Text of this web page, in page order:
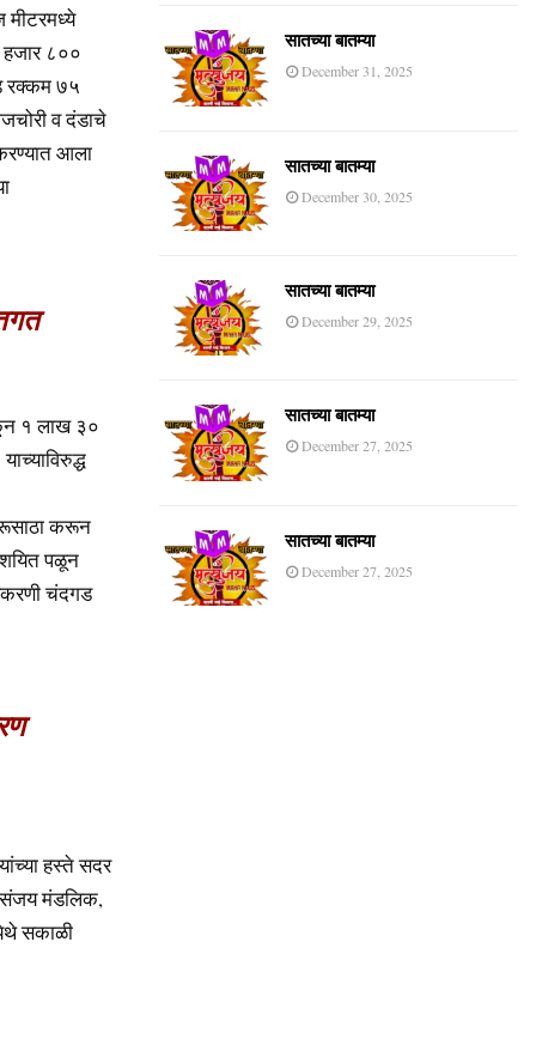
मीटरमध्ये
हजार ८००
रक्कम ७५
व दंडाचे
आला
१ लाख ३०
करून
पळून
चंदगड
हस्ते सदर
संजय मंडलिक,
सकाळी
सातच्या बातम्या
December 31, 2025
सातच्या बातम्या
December 30, 2025
सातच्या बातम्या
December 29, 2025
सातच्या बातम्या
December 27, 2025
सातच्या बातम्या
December 27, 2025